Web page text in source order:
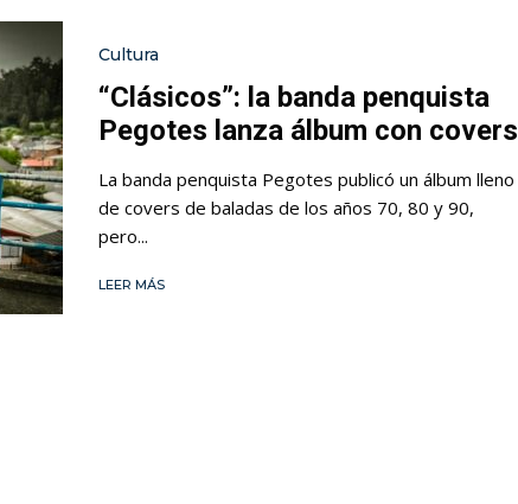
Cultura
“Clásicos”: la banda penquista
Pegotes lanza álbum con covers
La banda penquista Pegotes publicó un álbum lleno
de covers de baladas de los años 70, 80 y 90,
pero...
LEER MÁS